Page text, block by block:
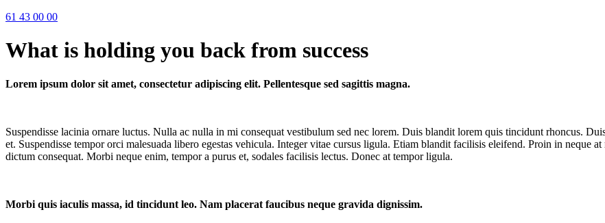
61 43 00 00
What is holding you back from success
Lorem ipsum dolor sit amet, consectetur adipiscing elit. Pellentesque sed sagittis magna.
Suspendisse lacinia ornare luctus. Nulla ac nulla in mi consequat vestibulum sed nec lorem. Duis blandit lorem quis tincidunt rhoncus.
et. Suspendisse tempor orci malesuada libero egestas vehicula. Integer vitae cursus ligula. Etiam blandit facilisis eleifend. Proin in neque
dictum consequat. Morbi neque enim, tempor a purus et, sodales facilisis lectus. Donec at tempor ligula.
Morbi quis iaculis massa, id tincidunt leo. Nam placerat faucibus neque gravida dignissim.